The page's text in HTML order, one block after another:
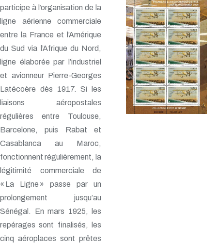
participe à l’organisation de la
ligne aérienne commerciale
entre la France et l’Amérique
du Sud via l’Afrique du Nord,
ligne élaborée par l’industriel
et avionneur Pierre-Georges
Latécoère dès 1917. Si les
liaisons aéropostales
régulières entre Toulouse,
Barcelone, puis Rabat et
Casablanca au Maroc,
fonctionnent régulièrement, la
légitimité commerciale de
« La Ligne » passe par un
prolongement jusqu’au
Sénégal. En mars 1925, les
repérages sont finalisés, les
cinq aéroplaces sont prêtes